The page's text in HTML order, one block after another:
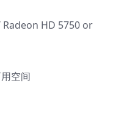
Radeon HD 5750 or
空间